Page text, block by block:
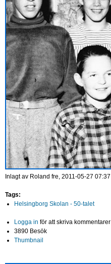
Inlagt av Roland fre, 2011-05-27 07:37
Tags:
Helsingborg Skolan - 50-talet
Logga in för att skriva kommentarer
3890 Besök
Thumbnail